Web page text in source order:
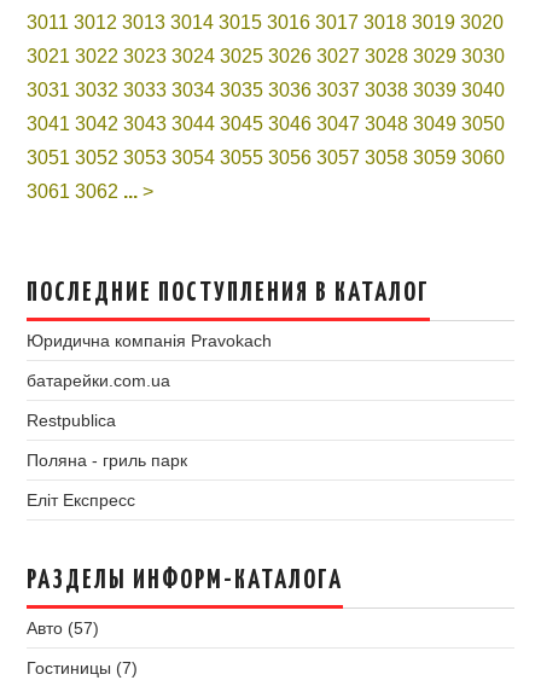
3011 3012 3013 3014 3015 3016 3017 3018 3019 3020
3021 3022 3023 3024 3025 3026 3027 3028 3029 3030
3031 3032 3033 3034 3035 3036 3037 3038 3039 3040
3041 3042 3043 3044 3045 3046 3047 3048 3049 3050
3051 3052 3053 3054 3055 3056 3057 3058 3059 3060
3061 3062 ... >
ПОСЛЕДНИЕ ПОСТУПЛЕНИЯ В КАТАЛОГ
Юридична компанія Pravokach
батарейки.com.ua
Restpublica
Поляна - гриль парк
Еліт Експресс
РАЗДЕЛЫ ИНФОРМ-КАТАЛОГА
Авто (57)
Гостиницы (7)